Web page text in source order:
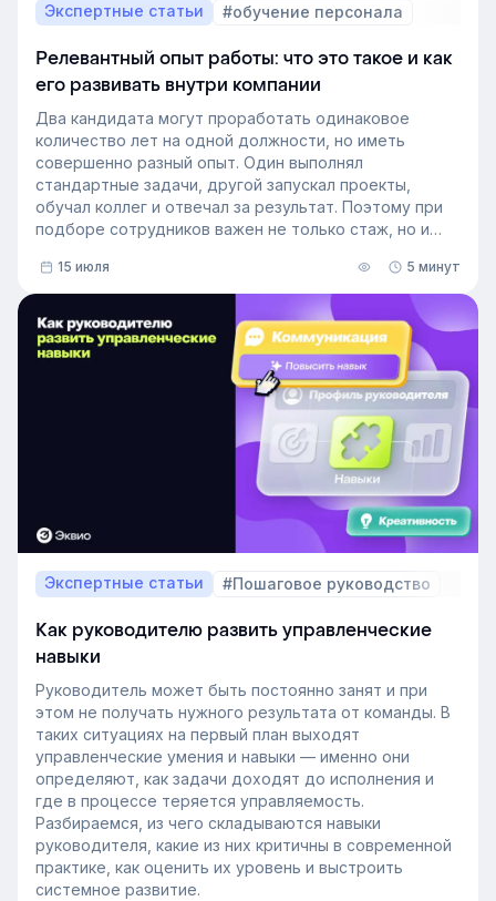
Экспертные статьи #обучение персонала
Релевантный опыт работы: что это такое и как
его развивать внутри компании
Два кандидата могут проработать одинаковое
количество лет на одной должности, но иметь
совершенно разный опыт. Один выполнял
стандартные задачи, другой запускал проекты,
обучал коллег и отвечал за результат. Поэтому при
подборе сотрудников важен не только стаж, но и
В этой статье разберём, релевантный опыт работы
— что это на практике, как оценивать его при найме
и внутренних переводах, почему не всегда стоит
искать полностью готовых специалистов и как
развивать нужные компетенции внутри компании.
15 июля 5 минут
Экспертные статьи #Пошаговое руководство
Как руководителю развить управленческие
навыки
Руководитель может быть постоянно занят и при
этом не получать нужного результата от команды. В
таких ситуациях на первый план выходят
управленческие умения и навыки — именно они
определяют, как задачи доходят до исполнения и
где в процессе теряется управляемость.
Разбираемся, из чего складываются навыки
руководителя, какие из них критичны в современной
практике, как оценить их уровень и выстроить
системное развитие.